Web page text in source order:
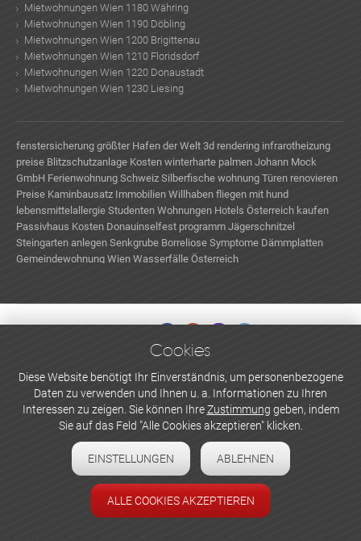
Mietwohnungen Wien 1180 Währing
Mietwohnungen Wien 1190 Döbling
Mietwohnungen Wien 1200 Brigittenau
Mietwohnungen Wien 1210 Floridsdorf
Mietwohnungen Wien 1220 Donaustadt
Mietwohnungen Wien 1230 Liesing
fenstersicherung größter Hafen der Welt 3d rendering infrarotheizung
preise Blitzschutzanlage Kosten winterharte palmen Johann Mock
GmbH Ferienwohnung Schweiz Silberfische wohnung Türen renovieren
Preise Kaminbausatz Immobilien Willhaben fliegen mit hund
lebensmittelallergie Studenten Wohnungen Hotels Österreich kaufen
Passivhaus Kosten Donauinselfest programm Jägerschnitzel
Steingarten anlegen Senkgrube Borreliose Symptome Dämmplatten
Gemeindewohnung Wien Wasserfälle Österreich
WERBEN UND INSERIEREN
Newsletter abonnieren
Datenschutzerklärung
Cookie-Einstellungen
Cookies
Diese Website benötigt Ihr Einverständnis, um personenbezogene
Daten zu verwenden und Ihnen u. a. Informationen zu Ihren
Interessen zu zeigen. Sie können IhreZustimmung geben, indem
Sie auf das Feld "Alle Cookies akzeptieren" klicken.
EINSTELLUNGEN ABLEHNEN
ALLE COOKIES AKZEPTIEREN